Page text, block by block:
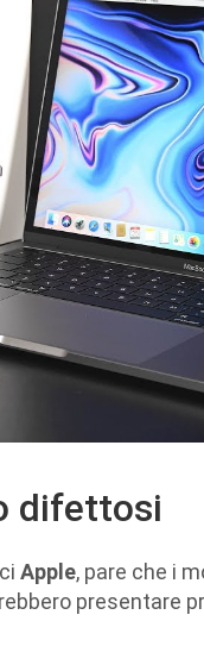
difettosi
Apple, pare che i
presentare